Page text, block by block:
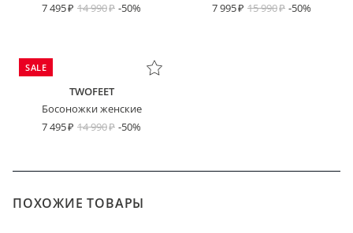
7 495
14 990 -50%
7 995
15 990 -50%
SALE
TWOFEET
Босоножки женские
7 495
14 990 -50%
ПОХОЖИЕ ТОВАРЫ